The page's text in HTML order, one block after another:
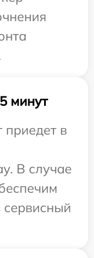
минут
приедет в
В случае
сервисный